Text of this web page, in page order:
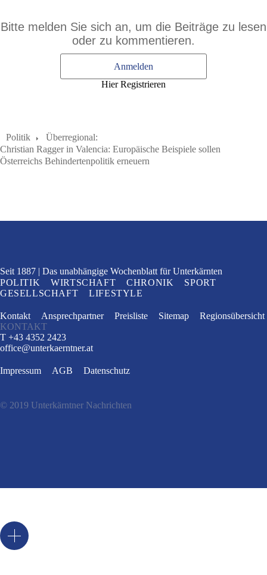
Bitte melden Sie sich an, um die Beiträge zu lesen
oder zu kommentieren.
Anmelden
Hier Registrieren
Politik
Überregional:
Christian Ragger in Valencia: Europäische Beispiele sollen
Österreichs Behindertenpolitik erneuern
Seit 1887 Das unabhängige Wochenblatt für Unterkärnten
POLITIK
WIRTSCHAFT CHRONIK
SPORT
GESELLSCHAFT
LIFESTYLE
Kontakt Ansprechpartner Preisliste Sitemap
Regionsübersicht
KONTAKT
T +43 4352 2423
office@unterkaerntner.at
Impressum AGB Datenschutz
© 2019 Unterkärntner Nachrichten